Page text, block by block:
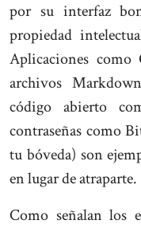
por su interfaz
propiedad
Aplicaciones como
archivos
código abierto
contraseñas como
tu bóveda) son
en lugar de atraparte.
Como señalan los